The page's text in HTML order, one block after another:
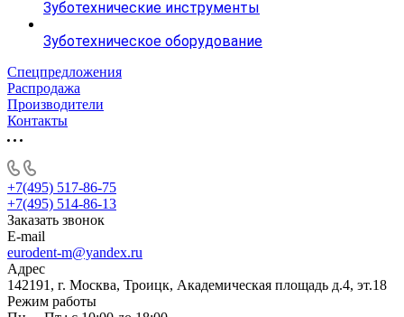
Зуботехнические инструменты
Зуботехническое оборудование
Спецпредложения
Распродажа
Производители
Контакты
+7(495) 517-86-75
+7(495) 514-86-13
Заказать звонок
E-mail
eurodent-m@yandex.ru
Адрес
142191, г. Москва, Троицк, Академическая площадь д.4, эт.18
Режим работы